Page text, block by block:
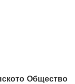
Общество